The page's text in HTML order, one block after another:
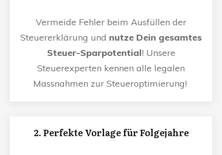
Vermeide Fehler beim Ausfüllen der
Steuererklärung und nutze Dein gesamtes
Steuer-Sparpotential! Unsere
Steuerexperten kennen alle legalen
Massnahmen zur Steueroptimierung!
2. Perfekte Vorlage für Folgejahre